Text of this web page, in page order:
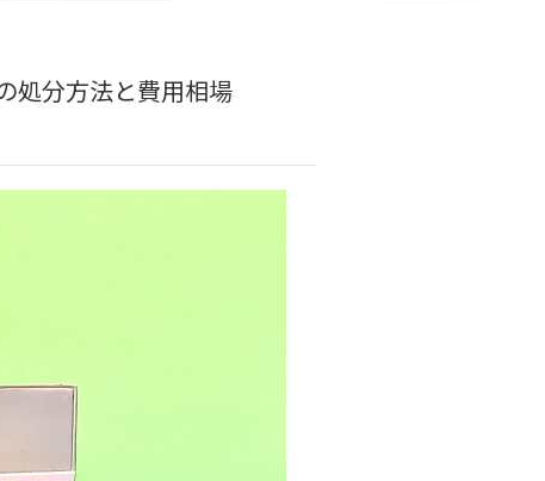
処分方法と費用相場